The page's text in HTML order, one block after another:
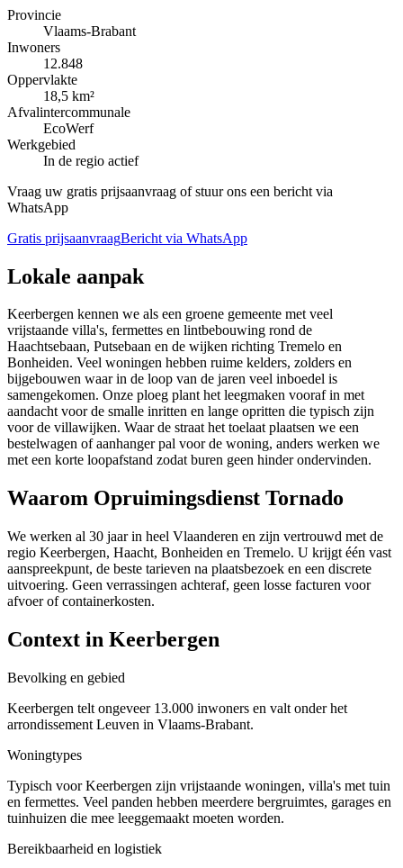
Provincie
Vlaams-Brabant
Inwoners
12.848
Oppervlakte
18,5 km²
Afvalintercommunale
EcoWerf
Werkgebied
In de regio actief
Vraag uw gratis prijsaanvraag of stuur ons een bericht via
WhatsApp
Gratis prijsaanvraagBericht via WhatsApp
Lokale aanpak
Keerbergen kennen we als een groene gemeente met veel
vrijstaande villa's, fermettes en lintbebouwing rond de
Haachtsebaan, Putsebaan en de wijken richting Tremelo en
Bonheiden. Veel woningen hebben ruime kelders, zolders en
bijgebouwen waar in de loop van de jaren veel inboedel is
samengekomen. Onze ploeg plant het leegmaken vooraf in met
aandacht voor de smalle inritten en lange opritten die typisch zijn
voor de villawijken. Waar de straat het toelaat plaatsen we een
bestelwagen of aanhanger pal voor de woning, anders werken we
met een korte loopafstand zodat buren geen hinder ondervinden.
Waarom Opruimingsdienst Tornado
We werken al 30 jaar in heel Vlaanderen en zijn vertrouwd met de
regio Keerbergen, Haacht, Bonheiden en Tremelo. U krijgt één vast
aanspreekpunt, de beste tarieven na plaatsbezoek en een discrete
uitvoering. Geen verrassingen achteraf, geen losse facturen voor
afvoer of containerkosten.
Context in Keerbergen
Bevolking en gebied
Keerbergen telt ongeveer 13.000 inwoners en valt onder het
arrondissement Leuven in Vlaams-Brabant.
Woningtypes
Typisch voor Keerbergen zijn vrijstaande woningen, villa's met tuin
en fermettes. Veel panden hebben meerdere bergruimtes, garages en
tuinhuizen die mee leeggemaakt moeten worden.
Bereikbaarheid en logistiek